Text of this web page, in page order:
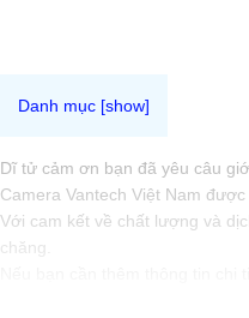
Dĩ tử cảm ơn bạn đã yêu câu
Camera Vantech Việt Nam
Với cam kết về chất lượng và
chăng.